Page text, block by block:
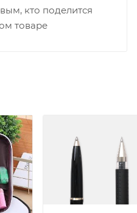
кто поделится
товаре